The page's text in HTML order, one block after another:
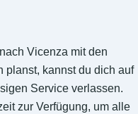
Vicenza mit den
planst, kannst du dich auf
Service verlassen.
zur Verfügung, um alle